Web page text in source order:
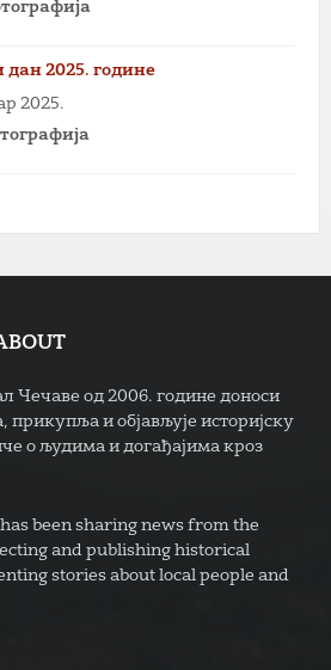
2025. године
2025.
Чечаве од 2006. године доноси
прикупља и објављује историјску
о људима и догађајима кроз
been sharing news from the
and publishing historical
stories about local people and